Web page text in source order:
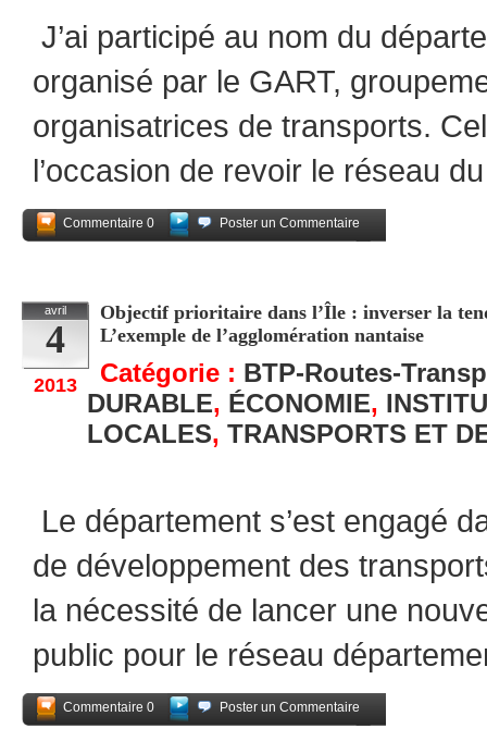
J’ai participé au nom du
organisé par le GART,
organisatrices de transports.
l’occasion de revoir le réseau
Commentaire 0
Poster un Commentaire
avril
4
2013
Objectif prioritaire dans l’Île : inverser la
L’exemple de l’agglomération nantaise
Catégorie : BTP-Routes-
DURABLE, ÉCONOMIE,
LOCALES, TRANSPORTS ET
Le département s’est engagé
de développement des
la nécessité de lancer une
public pour le réseau
Commentaire 0
Poster un Commentaire